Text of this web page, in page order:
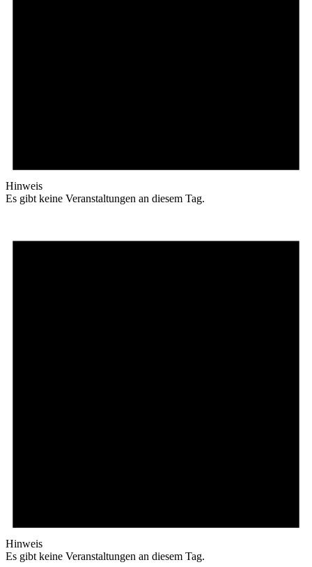
Hinweis
Es gibt keine Veranstaltungen an diesem Tag.
Hinweis
Es gibt keine Veranstaltungen an diesem Tag.